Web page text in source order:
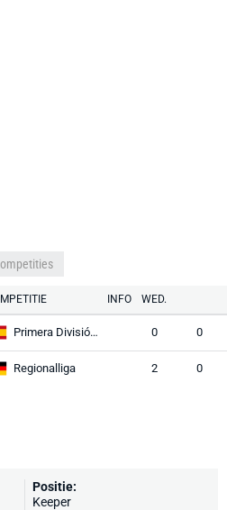
INFO WED.
Primera División RFEF 0 0
Regionalliga 2 0
Positie:
Keeper